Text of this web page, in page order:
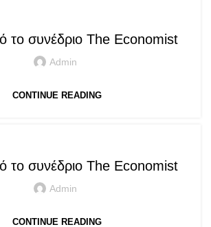
το συνέδριο The Economist
Admin
CONTINUE READING
το συνέδριο The Economist
Admin
CONTINUE READING